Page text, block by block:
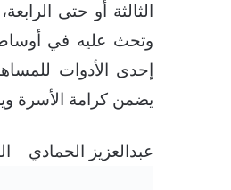
الثالثة أو حتى
وتحث عليه في
إحدى الأدوات
يضمن كرامة الأسرة
عبدالعزيز الحمادي –